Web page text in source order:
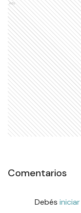
Ads
Comentarios
Debés